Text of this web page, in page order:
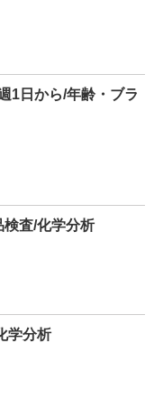
1日から/年齢・ブラ
検査/化学分析
学分析